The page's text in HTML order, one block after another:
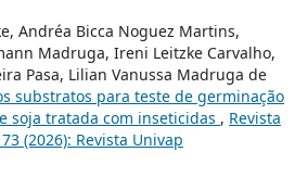
Andréa Bicca Noguez Martins,
Madruga, Ireni Leitzke Carvalho,
Pasa, Lilian Vanussa Madruga de
substratos para teste de germinação
soja tratada com inseticidas , Revista
(2026): Revista Univap